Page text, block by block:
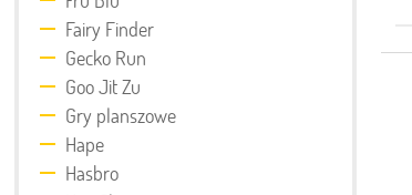
Fairy Finder
Gecko Run
Goo Jit Zu
Gry planszowe
Hape
Hasbro